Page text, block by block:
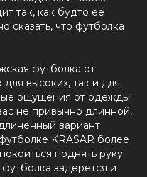
так, как будто её
что футболка
футболка от
высоких, так и для
ощущения от одежды!
не привычно длинной,
вариант
KRASAR более
поднять руку
задерётся и